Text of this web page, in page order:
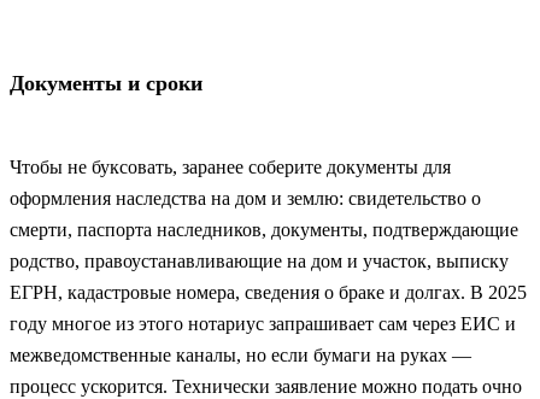
Документы и сроки
Чтобы не буксовать, заранее соберите документы для
оформления наследства на дом и землю: свидетельство о
смерти, паспорта наследников, документы, подтверждающие
родство, правоустанавливающие на дом и участок, выписку
ЕГРН, кадастровые номера, сведения о браке и долгах. В 2025
году многое из этого нотариус запрашивает сам через ЕИС и
межведомственные каналы, но если бумаги на руках —
процесс ускорится. Технически заявление можно подать очно